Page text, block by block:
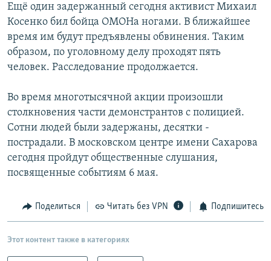
Ещё один задержанный сегодня активист Михаил
Косенко бил бойца ОМОНа ногами. В ближайшее
время им будут предъявлены обвинения. Таким
образом, по уголовному делу проходят пять
человек. Расследование продолжается.
Во время многотысячной акции произошли
столкновения части демонстрантов с полицией.
Сотни людей были задержаны, десятки -
пострадали. В московском центре имени Сахарова
сегодня пройдут общественные слушания,
посвященные событиям 6 мая.
Поделиться Читать без VPN Подпишитесь
Этот контент также в категориях